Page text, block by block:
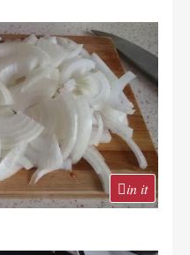
in it